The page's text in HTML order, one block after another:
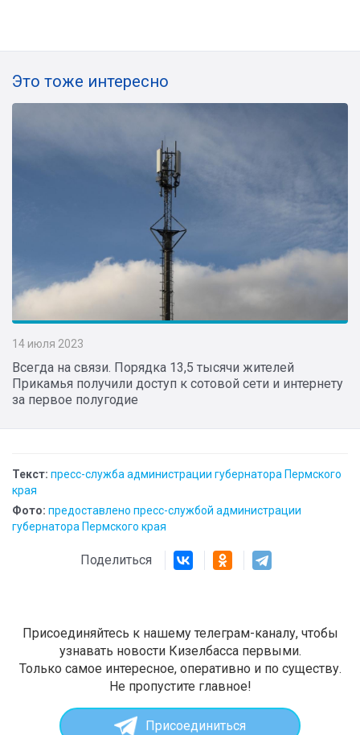
Это тоже интересно
14 июля 2023
Всегда на связи. Порядка 13,5 тысячи жителей
Прикамья получили доступ к сотовой сети и интернету
за первое полугодие
Текст: пресс-служба администрации губернатора Пермского
края
Фото: предоставлено пресс-службой администрации
губернатора Пермского края
Поделиться
Присоединяйтесь к нашему телеграм-каналу, чтобы
узнавать новости Кизелбасса первыми.
Только самое интересное, оперативно и по существу.
Не пропустите главное!
Присоединиться